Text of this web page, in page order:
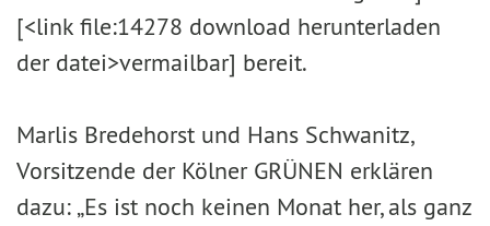
[<link file:14278 download herunterladen
der datei>vermailbar] bereit.
Marlis Bredehorst und Hans Schwanitz,
Vorsitzende der Kölner GRÜNEN erklären
dazu: „Es ist noch keinen Monat her, als ganz